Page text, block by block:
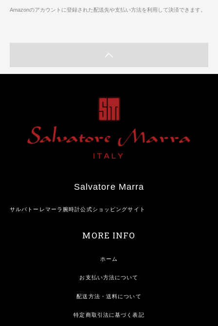
Amazonのアカウントに登録された配送先や支払い方法を利用して決済できます。
Salvatore Marra
サルバトーレマーラ腕時計公式ショッピングサイト
MORE INFO
ホーム
お支払い方法について
配送方法・送料について
特定商取引法に基づく表記